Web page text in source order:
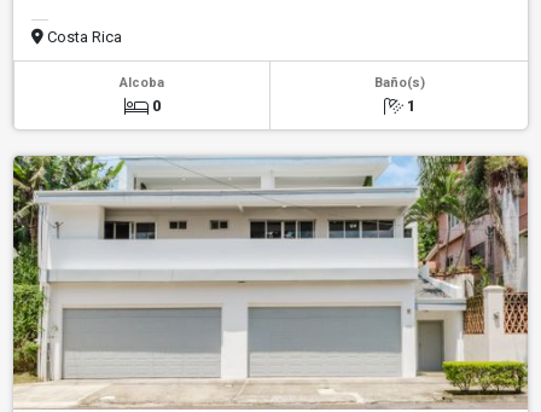
Costa Rica
Alcoba
0
Baño(s)
1